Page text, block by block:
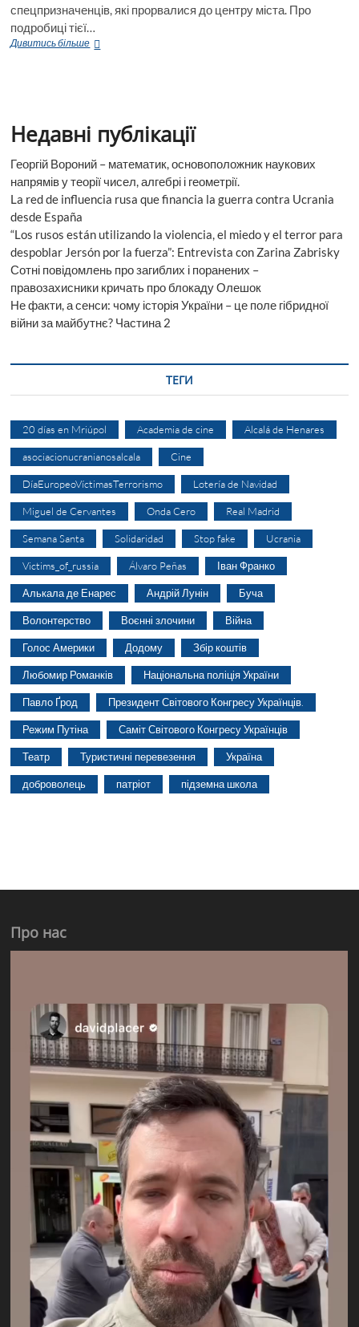
спецпризначенців, які прорвалися до центру міста. Про
подробиці тієї…
Дивитись більшеПідполковник
здатися,
я
їх
просто
розстріляв
з
Недавні публікації
Георгій Вороний – математик, основоположник наукових
напрямів у теорії чисел, алгебрі і геометрії.
La red de influencia rusa que financia la guerra contra Ucrania
desde España
“Los rusos están utilizando la violencia, el miedo y el terror para
despoblar Jersón por la fuerza”: Entrevista con Zarina Zabrisky
Сотні повідомлень про загиблих і поранених –
правозахисники кричать про блокаду Олешок
Не факти, а сенси: чому історія України – це поле гібридної
війни за майбутнє? Частина 2
ТЕГИ
20 días en Mriúpol Academia de cine Alcalá de Henares
asociacionucranianosalcala Cine
DíaEuropeoVíctimasTerrorismo Lotería de Navidad
Miguel de Cervantes Onda Cero Real Madrid
Semana Santa Solidaridad Stop fake Ucrania
Victims_of_russia Álvaro Peñas Іван Франко
Алькала де Енарес Андрій Лунін Буча
Волонтерство Воєнні злочини Війна
Голос Америки Додому Збір коштів
Любомир Романків Національна поліція України
Павло Ґрод Президент Світового Конгресу Українців.
Режим Путіна Саміт Світового Конгресу Українців
Театр Туристичні перевезення Україна
доброволець патріот підземна школа
Про нас